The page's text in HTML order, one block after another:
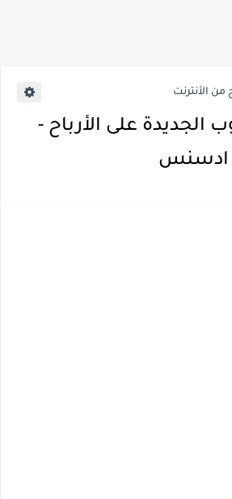
من الأنترنت
الجديدة على الأرباح -
ادسنس